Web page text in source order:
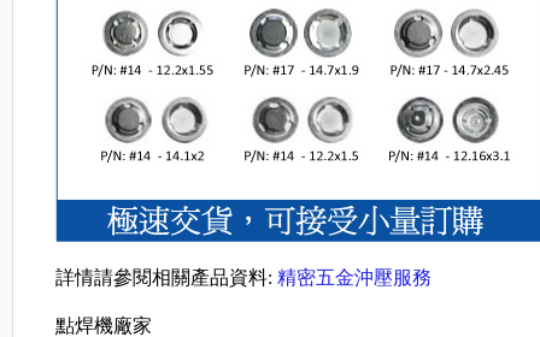
詳情請參閱相關產品資料: 精密五金沖壓服務
點焊機廠家